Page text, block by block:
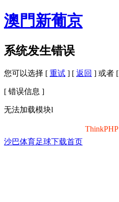
澳門新葡京
系统发生错误
您可以选择 [ 重试 ] [ 返回 ] 或者 [
[ 错误信息 ]
无法加载模块l
ThinkPHP
沙巴体育足球下载首页